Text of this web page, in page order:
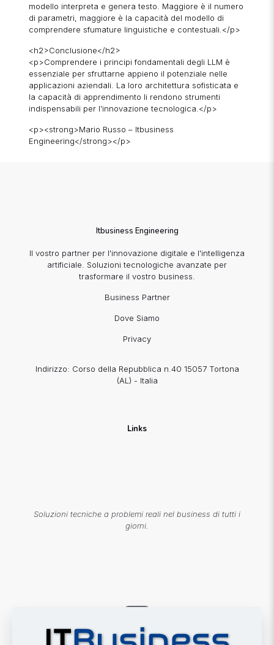
modello interpreta e genera testo. Maggiore è il numero
di parametri, maggiore è la capacità del modello di
comprendere sfumature linguistiche e contestuali.</p>
<h2>Conclusione</h2>
<p>Comprendere i principi fondamentali degli LLM è
essenziale per sfruttarne appieno il potenziale nelle
applicazioni aziendali. La loro architettura sofisticata e
la capacità di apprendimento li rendono strumenti
indispensabili per l’innovazione tecnologica.</p>
<p><strong>Mario Russo – Itbusiness
Engineering</strong></p>
Itbusiness Engineering
Il vostro partner per l'innovazione digitale e l'intelligenza
artificiale. Soluzioni tecnologiche avanzate per
trasformare il vostro business.
Business Partner
Dove Siamo
Privacy
Indirizzo: Corso della Repubblica n.40 15057 Tortona
(AL) - Italia
Links
Soluzioni tecniche a problemi reali nel business di tutti i
giorni.